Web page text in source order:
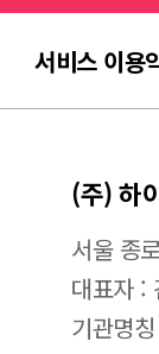
서비스 이용
(주) 하
서울 종
대표자 :
기관명